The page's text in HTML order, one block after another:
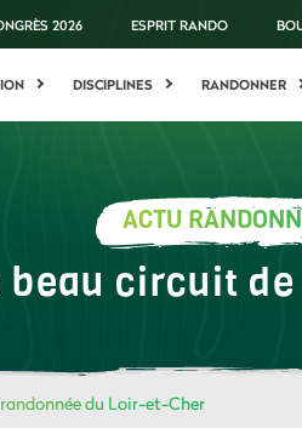
2026 ESPRIT RANDO
DISCIPLINES RANDONNER
ACTU
beau circuit
du Loir-et-Cher